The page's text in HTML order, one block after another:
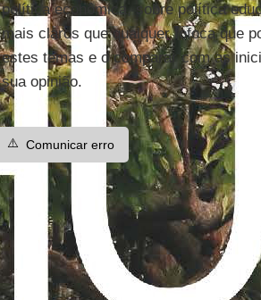
política econômica, sobre política
mais claros que qualquer fofoca que
estes temas e o comparar com as
sua opinião.
⚠️ Comunicar erro